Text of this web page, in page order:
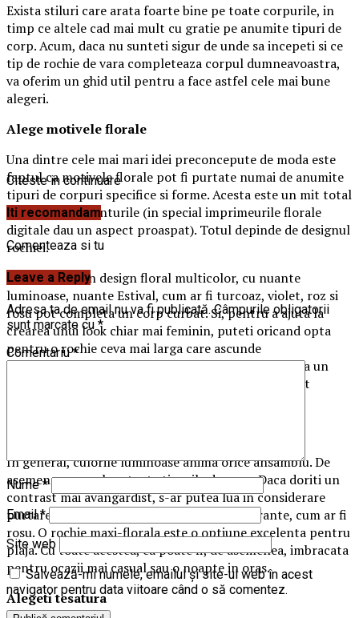
Exista stiluri care arata foarte bine pe toate corpurile, in
timp ce altele cad mai mult cu gratie pe anumite tipuri de
corp. Acum, daca nu sunteti sigur de unde sa incepeti si ce
tip de rochie de vara completeaza corpul dumneavoastra,
va oferim un ghid util pentru a face astfel cele mai bune
alegeri.
Alege motivele florale
Una dintre cele mai mari idei preconcepute de moda este
faptul ca motivele florale pot fi purtate numai de anumite
tipuri de corpuri specifice si forme. Acesta este un mit total
fals. De fapt, printurile (in special imprimeurile florale
digitale dau un aspect proaspat). Totul depinde de designul
rochiei.
De exemplu, un design floral multicolor, cu nuante
luminoase, nuante Estival, cum ar fi turcoaz, violet, roz si
rosu pot completa un corp curbat. Si, pentru a ajuta la
crearea unui look chiar mai feminin, puteti oricand opta
pentru o rochie ceva mai larga care ascunde
imperfectiunile, si adauga stil la aspectul general. Fa un
absolut
In general, culorile luminoase anima orice ansamblu. De
asemenea, magulesc toate tipurile de corp. Daca doriti un
contrast mai avangardist, s-ar putea lua in considerare
purtarea unor astfel de rochii in nuante vibrante, cum ar fi
rosu. O rochie maxi-florala este o optiune excelenta pentru
plaja. Cu toate acestea, ea poate fi, de asemenea, imbracata
pentru ocazii mai casual sau o noapte in oras.
Alegeti tesatura
Citeste in continuare
Iti recomandam
Comenteaza si tu
Leave a Reply
Adresa ta de email nu va fi publicată. Câmpurile obligatorii
sunt marcate cu *
Comentariu*
Nume*
Email*
Site web
Salvează-mi numele, emailul și site-ul web în acest
navigator pentru data viitoare când o să comentez.